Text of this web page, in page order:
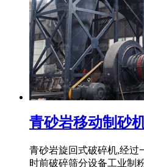
青砂岩移动制砂
青砂岩旋回式破碎机,经过
时前破碎筛分设备工业制